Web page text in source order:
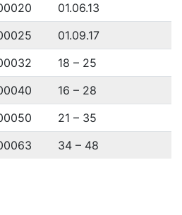
01.06.13
01.09.17
18 – 25
16 – 28
21 – 35
34 – 48